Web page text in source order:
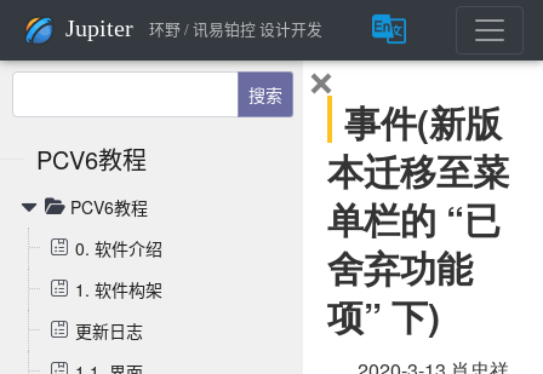
Jupiter 环野 / 讯易铂控 设计开发